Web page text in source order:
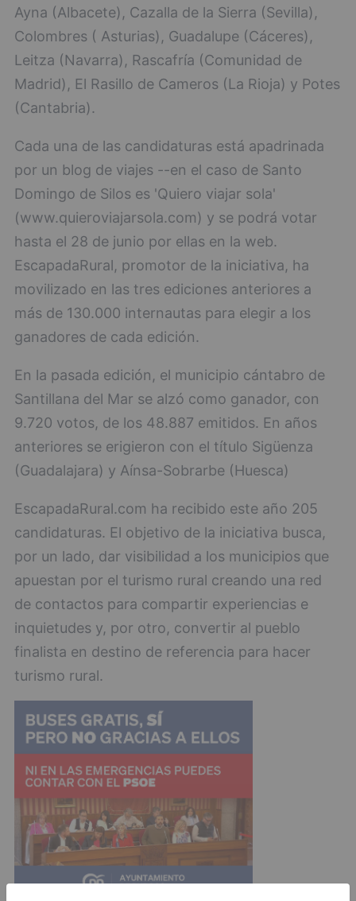
Ayna (Albacete), Cazalla de la Sierra (Sevilla),
Colombres ( Asturias), Guadalupe (Cáceres),
Leitza (Navarra), Rascafría (Comunidad de
Madrid), El Rasillo de Cameros (La Rioja) y Potes
(Cantabria).
Cada una de las candidaturas está apadrinada
por un blog de viajes --en el caso de Santo
Domingo de Silos es 'Quiero viajar sola'
(www.quieroviajarsola.com) y se podrá votar
hasta el 28 de junio por ellas en la web.
EscapadaRural, promotor de la iniciativa, ha
movilizado en las tres ediciones anteriores a
más de 130.000 internautas para elegir a los
ganadores de cada edición.
En la pasada edición, el municipio cántabro de
Santillana del Mar se alzó como ganador, con
9.720 votos, de los 48.887 emitidos. En años
anteriores se erigieron con el título Sigüenza
(Guadalajara) y Aínsa-Sobrarbe (Huesca)
EscapadaRural.com ha recibido este año 205
candidaturas. El objetivo de la iniciativa busca,
por un lado, dar visibilidad a los municipios que
apuestan por el turismo rural creando una red
de contactos para compartir experiencias e
inquietudes y, por otro, convertir al pueblo
finalista en destino de referencia para hacer
turismo rural.